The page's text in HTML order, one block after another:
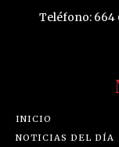
Teléfono: 664
INICIO
NOTICIAS DEL DÍA